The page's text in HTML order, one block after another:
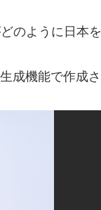
のように日本
成機能で作成